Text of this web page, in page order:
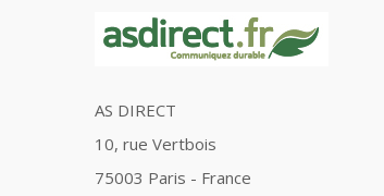
AS DIRECT
10, rue Vertbois
75003 Paris - France